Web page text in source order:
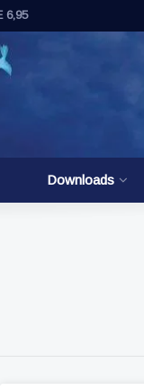
6,95
Downloads